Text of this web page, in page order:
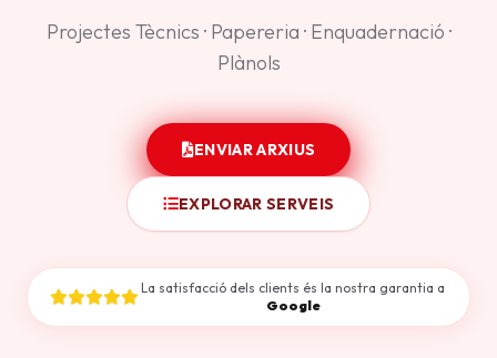
Projectes Tècnics · Papereria · Enquadernació ·
Plànols
ENVIAR ARXIUS
EXPLORAR SERVEIS
La satisfacció dels clients és la nostra garantia a
Google